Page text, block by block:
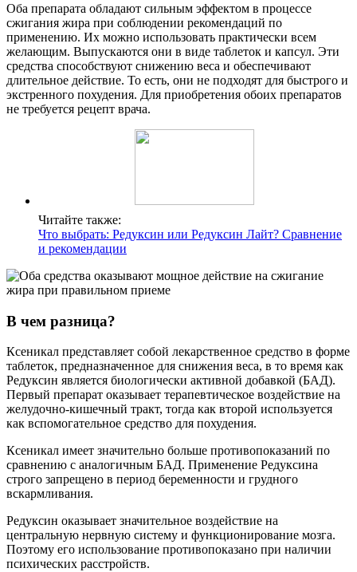
Оба препарата обладают сильным эффектом в процессе
сжигания жира при соблюдении рекомендаций по
применению. Их можно использовать практически всем
желающим. Выпускаются они в виде таблеток и капсул. Эти
средства способствуют снижению веса и обеспечивают
длительное действие. То есть, они не подходят для быстрого и
экстренного похудения. Для приобретения обоих препаратов
не требуется рецепт врача.
Читайте также:
Что выбрать: Редуксин или Редуксин Лайт? Сравнение
и рекомендации
В чем разница?
Ксеникал представляет собой лекарственное средство в форме
таблеток, предназначенное для снижения веса, в то время как
Редуксин является биологически активной добавкой (БАД).
Первый препарат оказывает терапевтическое воздействие на
желудочно-кишечный тракт, тогда как второй используется
как вспомогательное средство для похудения.
Ксеникал имеет значительно больше противопоказаний по
сравнению с аналогичным БАД. Применение Редуксина
строго запрещено в период беременности и грудного
вскармливания.
Редуксин оказывает значительное воздействие на
центральную нервную систему и функционирование мозга.
Поэтому его использование противопоказано при наличии
психических расстройств.